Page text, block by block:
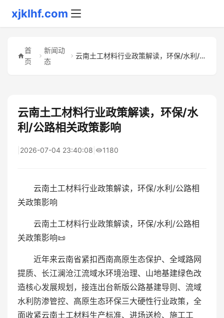
xjklhf.com
首
页
新闻动
态
云南土工材料行业政策解读，环保/水利/公路相关政策影响
云南土工材料行业政策解读，环保/水
利/公路相关政策影响
2026-07-04 23:40:08 1180
云南土工材料行业政策解读，环保/水利/公路相
关政策影响
云南土工材料行业政策解读，环保/水利/公路相
关政策影响📜
近年来云南省紧扣西南高原生态保护、全域路网
提质、长江澜沧江流域水环境治理、山地基建绿色改
造核心发展规划，接连出台新版公路基建导则、流域
水利防渗管控、高原生态环保三大硬性行业政策，全
面收紧云南土工材料生产标准、进场送检、施工工